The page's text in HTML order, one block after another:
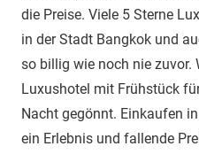
die Preise. Viele 5 Sterne
in der Stadt Bangkok und
so billig wie noch nie zuvor.
Luxushotel mit Frühstück
Nacht gegönnt. Einkaufen
ein Erlebnis und fallende